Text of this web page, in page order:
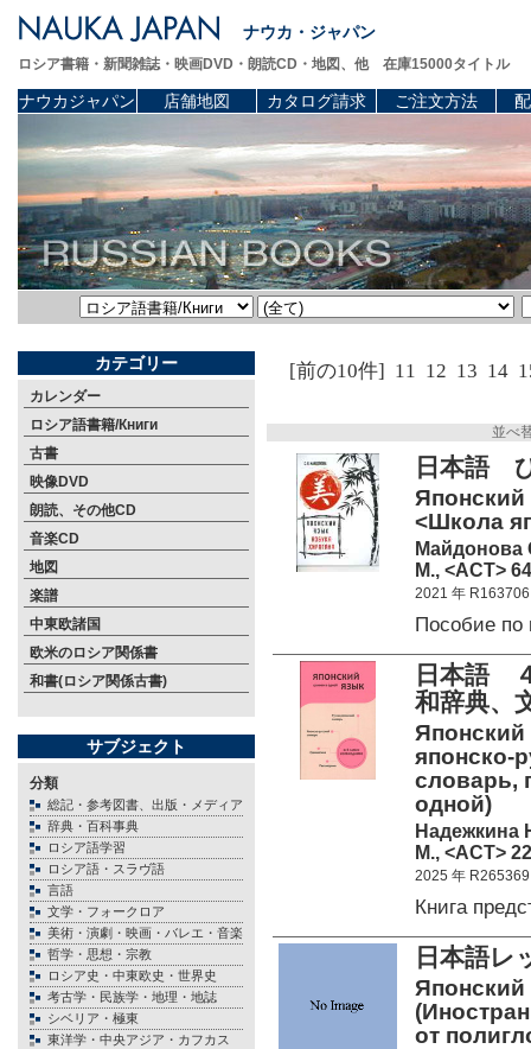
ナウカ・ジャパン
ロシア書籍・新聞雑誌・映画DVD・朗読CD・地図、他 在庫15000タイトル
ナウカジャパン 店舗地図 カタログ請求 ご注文方法
カテゴリー
カレンダー
ロシア語書籍/Книги
古書
映像DVD
朗読、その他CD
音楽CD
地図
楽譜
中東欧諸国
欧米のロシア関係書
和書(ロシア関係古書)
サブジェクト
分類
総記・参考図書、出版・メディア
辞典・百科事典
ロシア語学習
ロシア語・スラヴ語
言語
文学・フォークロア
美術・演劇・映画・バレエ・音楽
哲学・思想・宗教
ロシア史・中東欧史・世界史
考古学・民族学・地理・地誌
シベリア・極東
東洋学・中央アジア・カフカス
[前の10件] 11 12 13 14
並べ
日本語
Японский
<Школа
Майдонова
М., <АСТ>
2021 年 R163706
Пособие по
日本語
和辞典、
Японский
японско-
словарь,
одной)
Надежкина
М., <АСТ>
2025 年 R265369
Книга
日本語
Японский
от